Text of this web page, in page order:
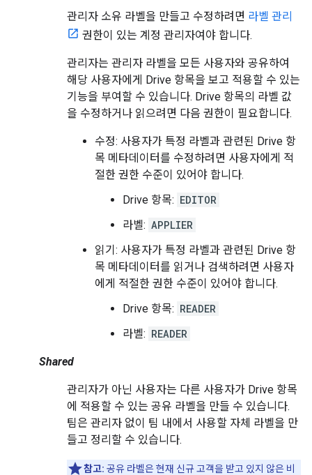
관리자 소유 라벨을 만들고 수정하려면 라벨 관리
권한이 있는 계정 관리자여야 합니다.
관리자는 관리자 라벨을 모든 사용자와 공유하여
해당 사용자에게 Drive 항목을 보고 적용할 수 있는
기능을 부여할 수 있습니다. Drive 항목의 라벨 값
을 수정하거나 읽으려면 다음 권한이 필요합니다.
수정: 사용자가 특정 라벨과 관련된 Drive 항
목 메타데이터를 수정하려면 사용자에게 적
절한 권한 수준이 있어야 합니다.
Drive 항목: EDITOR
라벨: APPLIER
읽기: 사용자가 특정 라벨과 관련된 Drive 항
목 메타데이터를 읽거나 검색하려면 사용자
에게 적절한 권한 수준이 있어야 합니다.
Drive 항목: READER
라벨: READER
Shared
관리자가 아닌 사용자는 다른 사용자가 Drive 항목
에 적용할 수 있는 공유 라벨을 만들 수 있습니다.
팀은 관리자 없이 팀 내에서 사용할 자체 라벨을 만
들고 정리할 수 있습니다.
참고: 공유 라벨은 현재 신규 고객을 받고 있지 않은 비